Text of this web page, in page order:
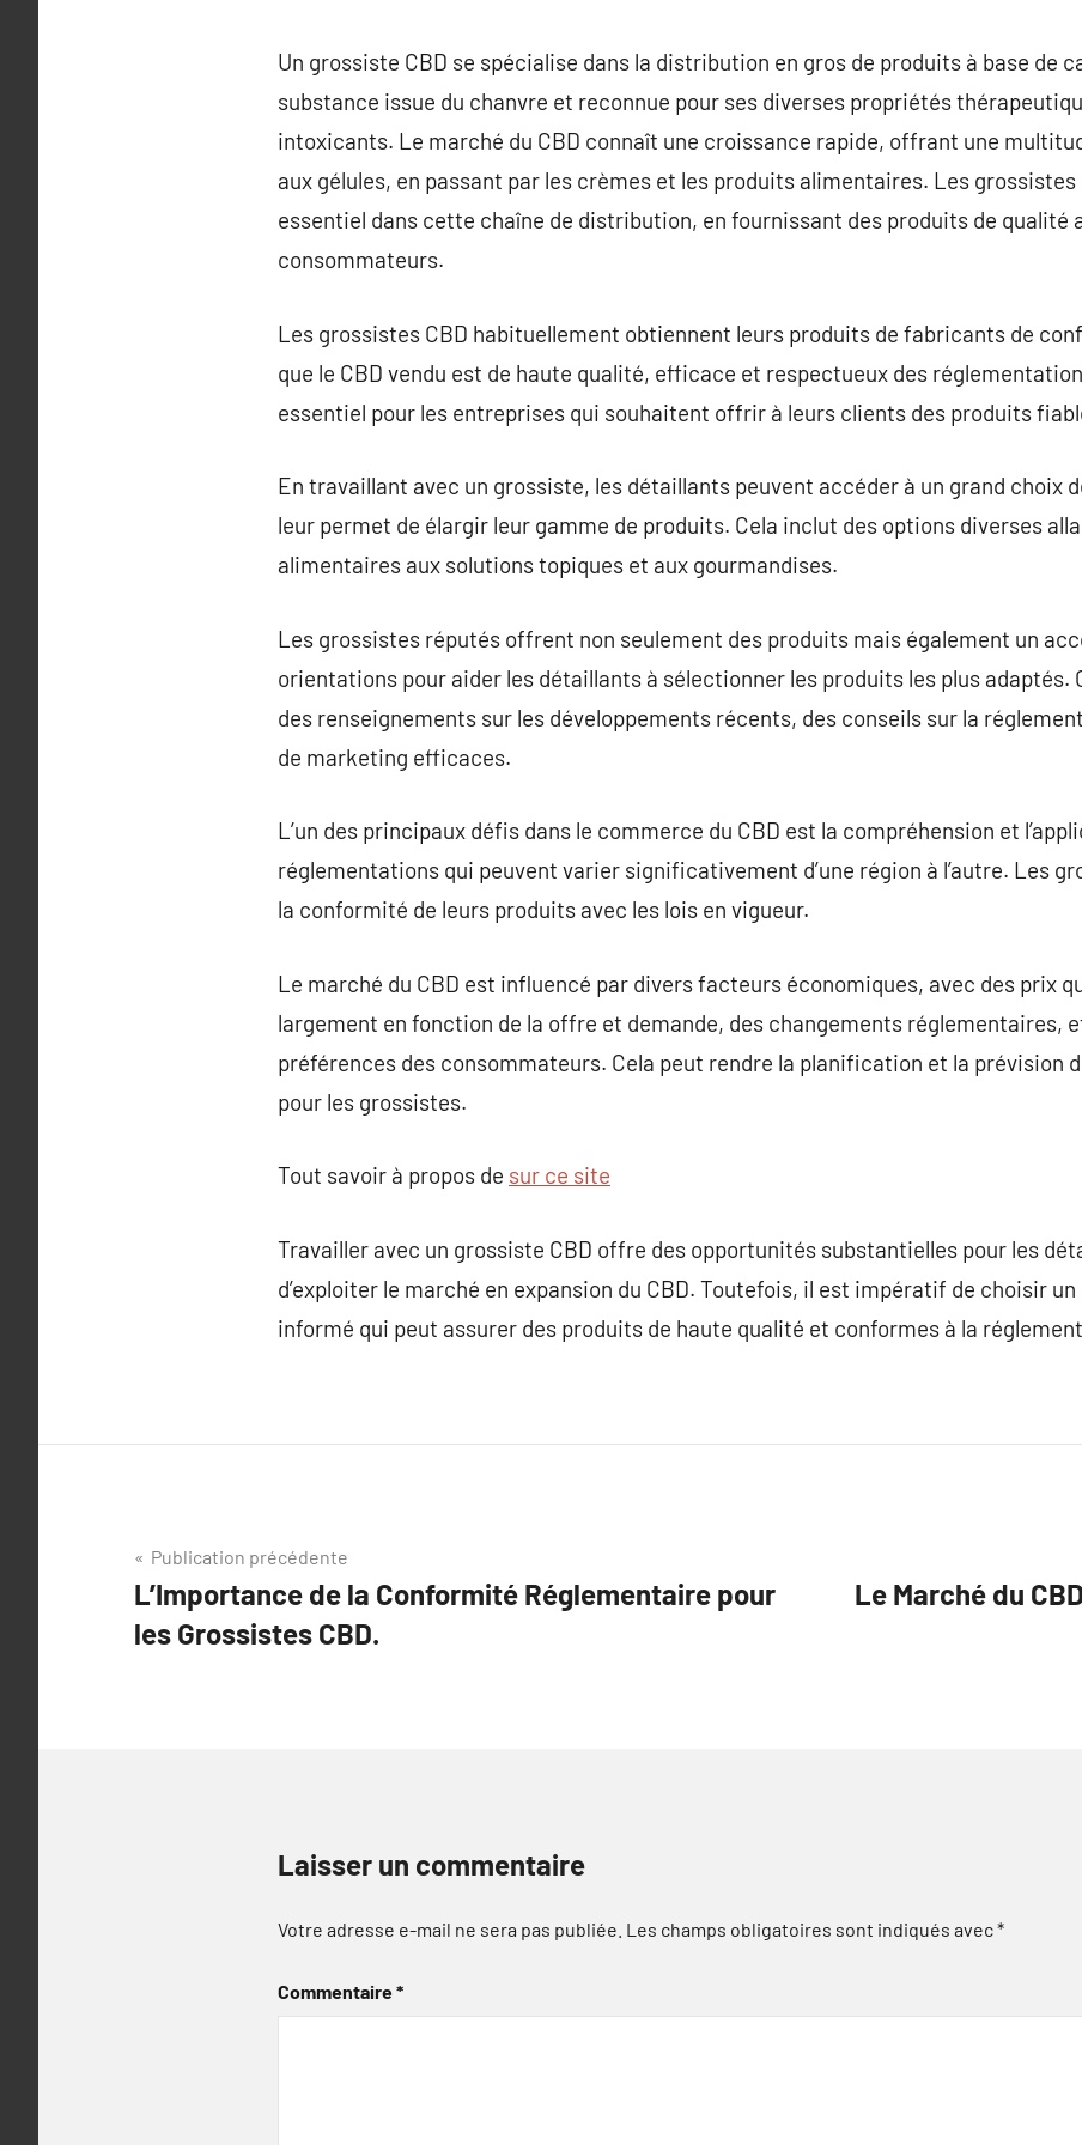
Un grossiste CBD se spécialise dans la distribution en gros de produits à base de
substance issue du chanvre et reconnue pour ses diverses propriétés
intoxicants. Le marché du CBD connaît une croissance rapide, offrant une
aux gélules, en passant par les crèmes et les produits alimentaires. Les grossistes
essentiel dans cette chaîne de distribution, en fournissant des produits de qualité
consommateurs.
Les grossistes CBD habituellement obtiennent leurs produits de fabricants de
que le CBD vendu est de haute qualité, efficace et respectueux des
essentiel pour les entreprises qui souhaitent offrir à leurs clients des produits
En travaillant avec un grossiste, les détaillants peuvent accéder à un grand choix
leur permet de élargir leur gamme de produits. Cela inclut des options diverses
alimentaires aux solutions topiques et aux gourmandises.
Les grossistes réputés offrent non seulement des produits mais également un
orientations pour aider les détaillants à sélectionner les produits les plus adaptés.
des renseignements sur les développements récents, des conseils sur la
de marketing efficaces.
L’un des principaux défis dans le commerce du CBD est la compréhension et
réglementations qui peuvent varier significativement d’une région à l’autre. Les
la conformité de leurs produits avec les lois en vigueur.
Le marché du CBD est influencé par divers facteurs économiques, avec des prix
largement en fonction de la offre et demande, des changements réglementaires,
préférences des consommateurs. Cela peut rendre la planification et la prévision
pour les grossistes.
Tout savoir à propos de sur ce site
Travailler avec un grossiste CBD offre des opportunités substantielles pour les
d’exploiter le marché en expansion du CBD. Toutefois, il est impératif de choisir
informé qui peut assurer des produits de haute qualité et conformes à la
Navigation
de
l’article
Publication précédente
L’Importance de la Conformité Réglementaire pour
les Grossistes CBD.
Le Marché du
Laisser un commentaire
Votre adresse e-mail ne sera pas publiée. Les champs obligatoires sont indiqués avec*
Commentaire*